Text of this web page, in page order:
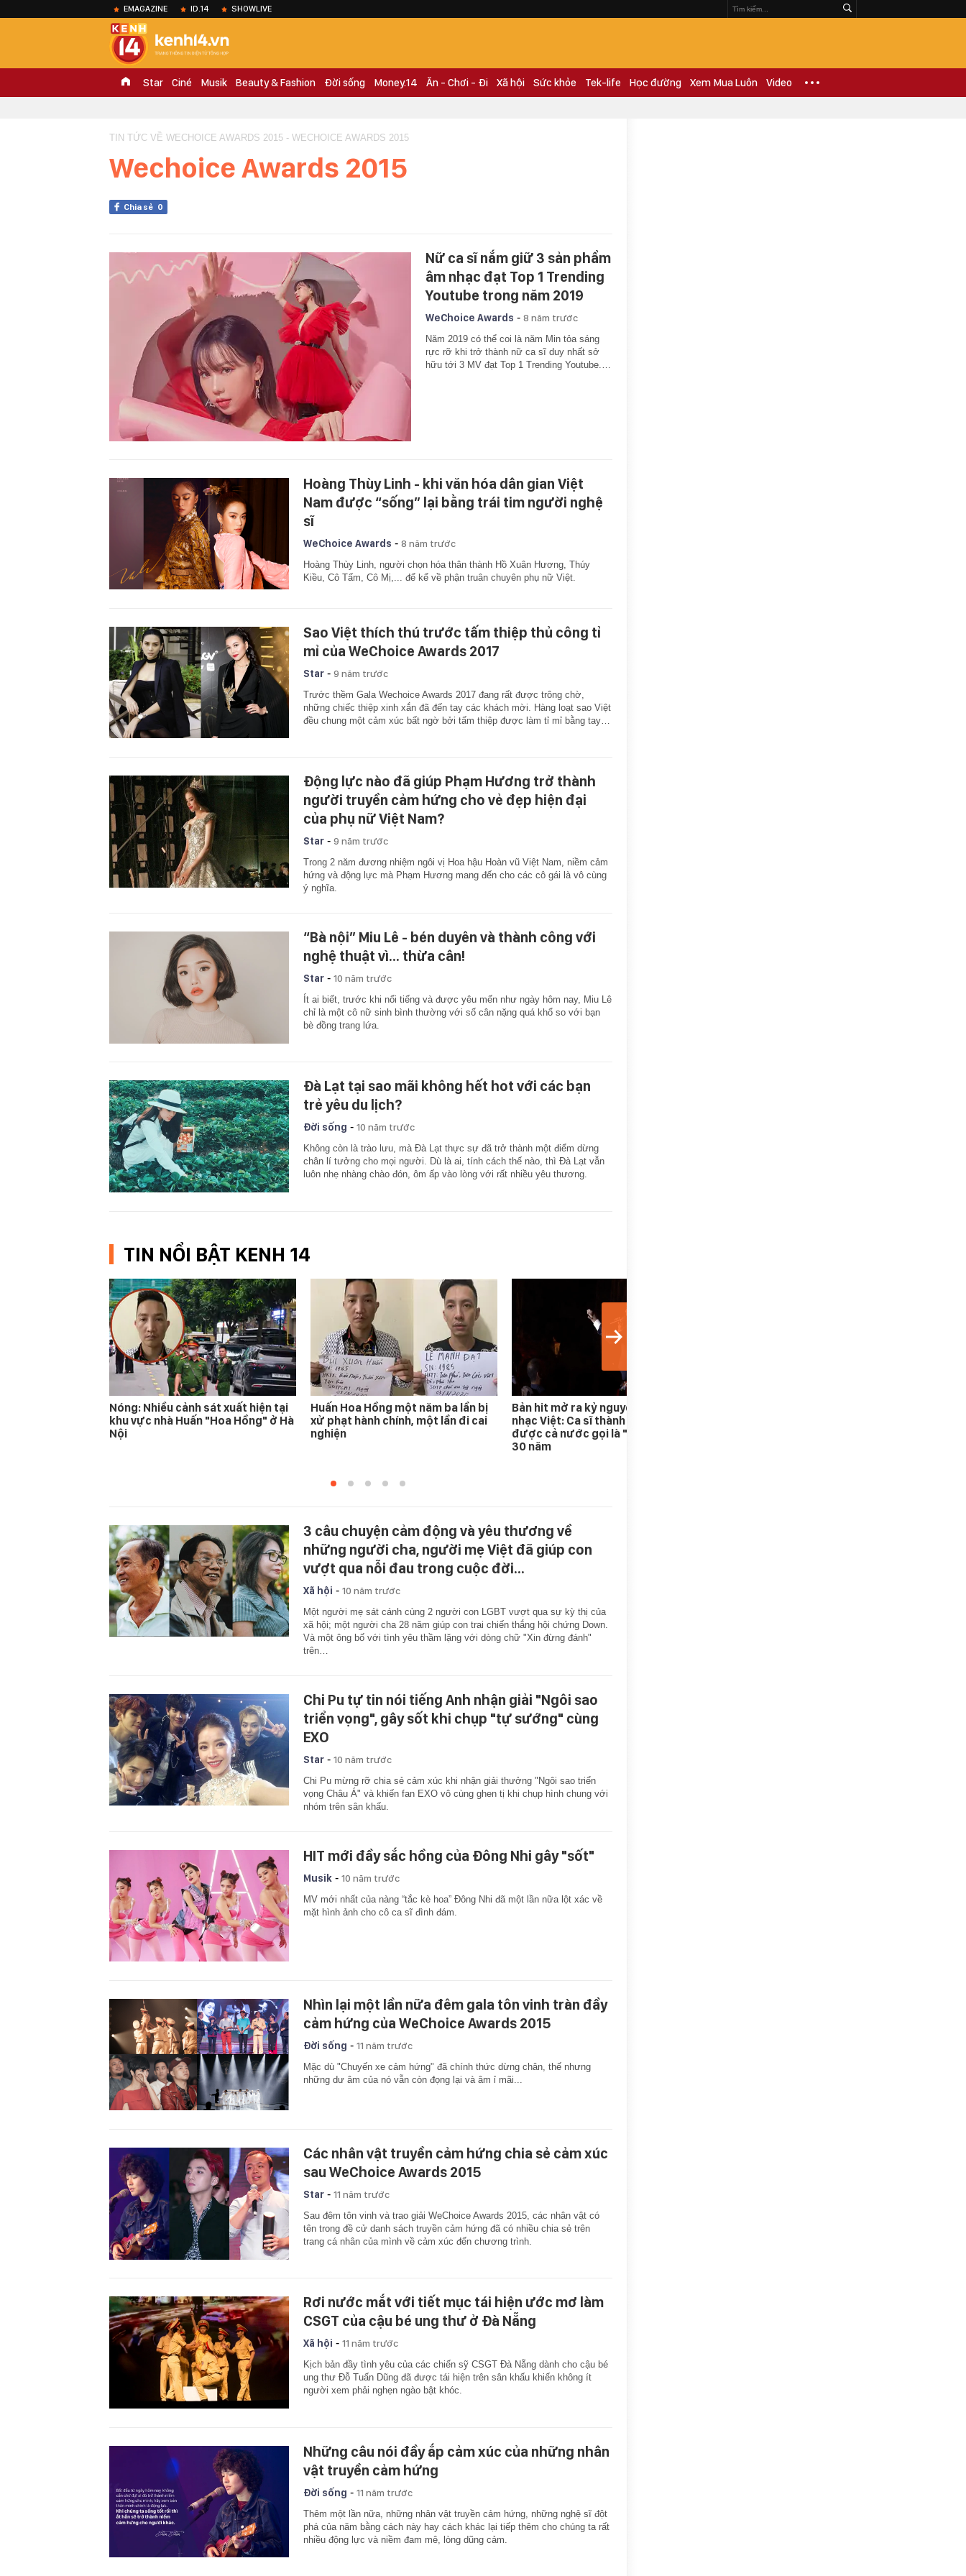
EMAGAZINE ID.14 SHOWLIVE
Star Ciné Musik Beauty & Fashion Đời sống Money.14 Ăn - Chơi - Đi Xã hội Sức khỏe Tek-life Học đường Xem Mua Luôn Video
TIN TỨC VỀ WECHOICE AWARDS 2015 - WECHOICE AWARDS 2015
Wechoice Awards 2015
Chia sẻ 0
Nữ ca sĩ nắm giữ 3 sản phẩm
âm nhạc đạt Top 1 Trending
Youtube trong năm 2019
WeChoice Awards - 8 năm trước
Năm 2019 có thể coi là năm Min tỏa sáng
rực rỡ khi trở thành nữ ca sĩ duy nhất sở
hữu tới 3 MV đạt Top 1 Trending Youtube.…
Hoàng Thùy Linh - khi văn hóa dân gian Việt
Nam được “sống” lại bằng trái tim người nghệ
sĩ
WeChoice Awards - 8 năm trước
Hoàng Thùy Linh, người chọn hóa thân thành Hồ Xuân Hương, Thúy
Kiều, Cô Tấm, Cô Mị,... để kể về phận truân chuyên phụ nữ Việt.
Sao Việt thích thú trước tấm thiệp thủ công tỉ
mỉ của WeChoice Awards 2017
Star - 9 năm trước
Trước thềm Gala Wechoice Awards 2017 đang rất được trông chờ,
những chiếc thiệp xinh xắn đã đến tay các khách mời. Hàng loạt sao Việt
đều chung một cảm xúc bất ngờ bởi tấm thiệp được làm tỉ mỉ bằng tay…
Động lực nào đã giúp Phạm Hương trở thành
người truyền cảm hứng cho vẻ đẹp hiện đại
của phụ nữ Việt Nam?
Star - 9 năm trước
Trong 2 năm đương nhiệm ngôi vị Hoa hậu Hoàn vũ Việt Nam, niềm cảm
hứng và động lực mà Phạm Hương mang đến cho các cô gái là vô cùng
ý nghĩa.
“Bà nội” Miu Lê - bén duyên và thành công với
nghệ thuật vì... thừa cân!
Star - 10 năm trước
Ít ai biết, trước khi nổi tiếng và được yêu mến như ngày hôm nay, Miu Lê
chỉ là một cô nữ sinh bình thường với số cân nặng quá khổ so với bạn
bè đồng trang lứa.
Đà Lạt tại sao mãi không hết hot với các bạn
trẻ yêu du lịch?
Đời sống - 10 năm trước
Không còn là trào lưu, mà Đà Lạt thực sự đã trở thành một điểm dừng
chân lí tưởng cho mọi người. Dù là ai, tính cách thế nào, thì Đà Lạt vẫn
luôn nhẹ nhàng chào đón, ôm ấp vào lòng với rất nhiều yêu thương.
TIN NỔI BẬT KENH 14
Nóng: Nhiều cảnh sát xuất hiện tại
khu vực nhà Huấn "Hoa Hồng" ở Hà
Nội
Huấn Hoa Hồng một năm ba lần bị
xử phạt hành chính, một lần đi cai
nghiện
Bản hit mở ra kỷ nguyên mới của
nhạc Việt: Ca sĩ thành hiện tượng
được cả nước gọi là "Anh Hai" gần
30 năm
3 câu chuyện cảm động và yêu thương về
những người cha, người mẹ Việt đã giúp con
vượt qua nỗi đau trong cuộc đời...
Xã hội - 10 năm trước
Một người mẹ sát cánh cùng 2 người con LGBT vượt qua sự kỳ thị của
xã hội; một người cha 28 năm giúp con trai chiến thắng hội chứng Down.
Và một ông bố với tình yêu thầm lặng với dòng chữ "Xin đừng đánh"
trên…
Chi Pu tự tin nói tiếng Anh nhận giải "Ngôi sao
triển vọng", gây sốt khi chụp "tự sướng" cùng
EXO
Star - 10 năm trước
Chi Pu mừng rỡ chia sẻ cảm xúc khi nhận giải thưởng "Ngôi sao triển
vọng Châu Á" và khiến fan EXO vô cùng ghen tị khi chụp hình chung với
nhóm trên sân khấu.
HIT mới đầy sắc hồng của Đông Nhi gây "sốt"
Musik - 10 năm trước
MV mới nhất của nàng “tắc kè hoa” Đông Nhi đã một lần nữa lột xác về
mặt hình ảnh cho cô ca sĩ đình đám.
Nhìn lại một lần nữa đêm gala tôn vinh tràn đầy
cảm hứng của WeChoice Awards 2015
Đời sống - 11 năm trước
Mặc dù "Chuyến xe cảm hứng" đã chính thức dừng chân, thế nhưng
những dư âm của nó vẫn còn đọng lại và âm ỉ mãi...
Các nhân vật truyền cảm hứng chia sẻ cảm xúc
sau WeChoice Awards 2015
Star - 11 năm trước
Sau đêm tôn vinh và trao giải WeChoice Awards 2015, các nhân vật có
tên trong đề cử danh sách truyền cảm hứng đã có nhiều chia sẻ trên
trang cá nhân của mình về cảm xúc đến chương trình.
Rơi nước mắt với tiết mục tái hiện ước mơ làm
CSGT của cậu bé ung thư ở Đà Nẵng
Xã hội - 11 năm trước
Kịch bản đầy tình yêu của các chiến sỹ CSGT Đà Nẵng dành cho cậu bé
ung thư Đỗ Tuấn Dũng đã được tái hiện trên sân khấu khiến không ít
người xem phải nghẹn ngào bật khóc.
Những câu nói đầy ắp cảm xúc của những nhân
vật truyền cảm hứng
Đời sống - 11 năm trước
Thêm một lần nữa, những nhân vật truyền cảm hứng, những nghệ sĩ đột
phá của năm bằng cách này hay cách khác lại tiếp thêm cho chúng ta rất
nhiều động lực và niềm đam mê, lòng dũng cảm.